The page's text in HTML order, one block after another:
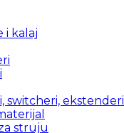
i kalaj
switcheri, ekstenderi
struju